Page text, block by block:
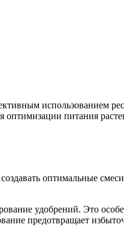
использованием
питания
оптимальные
удобрений. Это
предотвращает